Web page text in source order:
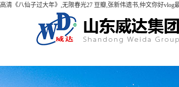
高清《八仙子过大年》,无限春光27 豆瓣,张新伟遗书,仲文你好